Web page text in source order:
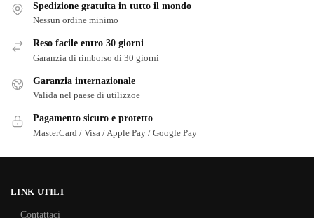
Spedizione gratuita in tutto il mondo
Nessun ordine minimo
Reso facile entro 30 giorni
Garanzia di rimborso di 30 giorni
Garanzia internazionale
Valida nel paese di utilizzoe
Pagamento sicuro e protetto
MasterCard / Visa / Apple Pay / Google Pay
LINK UTILI
Contattaci